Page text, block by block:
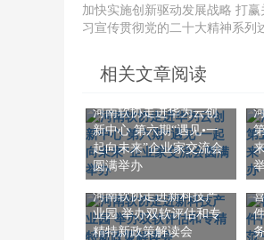
加快实施创新驱动发展战略 打
习宣传贯彻党的二十大精神系列
相关文章阅读
河南软协走进华为云创
新中心 第六期“遇见•一
起向未来”企业家交流会
圆满举办
河南软协走进新科技产
业园 举办双软评估和专
精特新政策解读会